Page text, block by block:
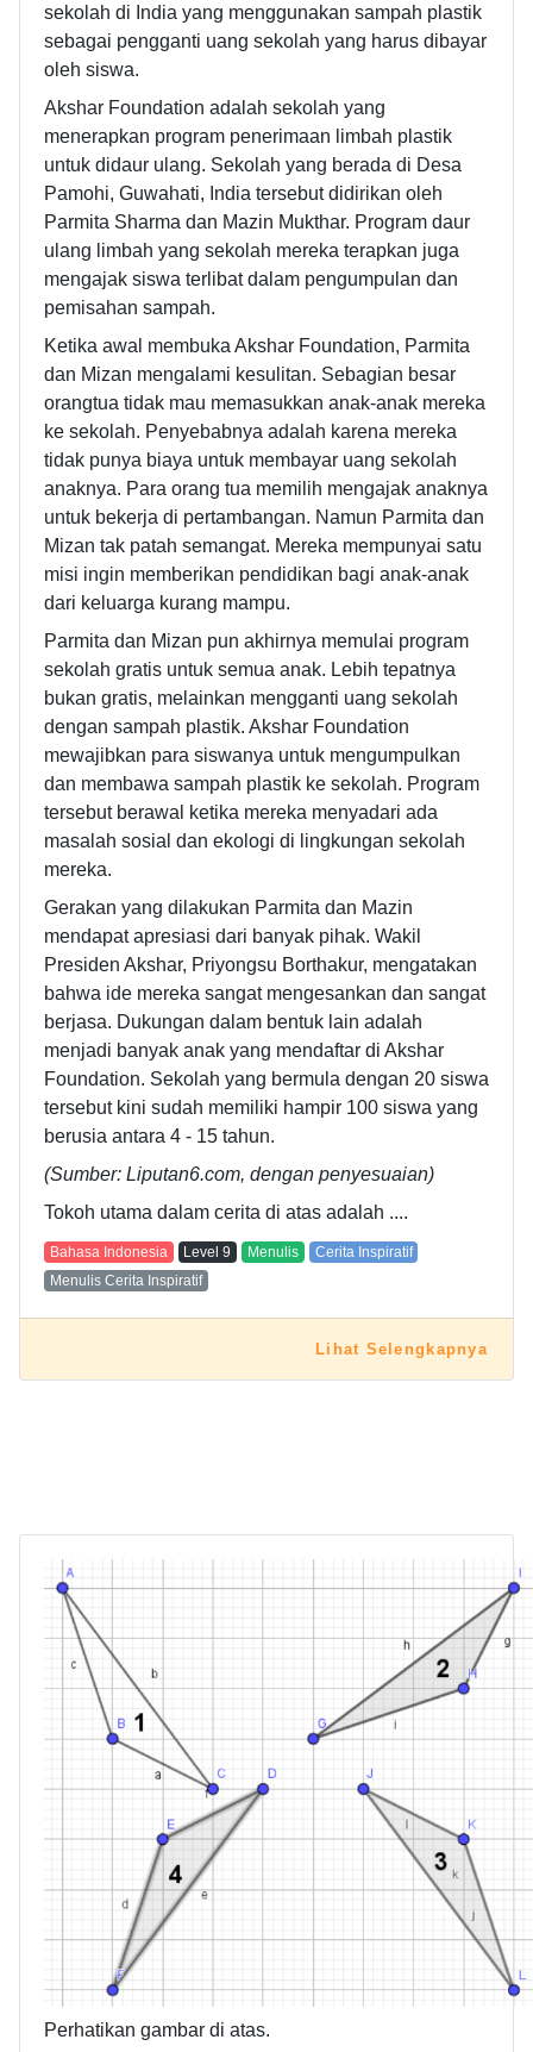
sekolah di India yang menggunakan sampah plastik
sebagai pengganti uang sekolah yang harus dibayar
oleh siswa.
Akshar Foundation adalah sekolah yang
menerapkan program penerimaan limbah plastik
untuk didaur ulang. Sekolah yang berada di Desa
Pamohi, Guwahati, India tersebut didirikan oleh
Parmita Sharma dan Mazin Mukthar. Program daur
ulang limbah yang sekolah mereka terapkan juga
mengajak siswa terlibat dalam pengumpulan dan
pemisahan sampah.
Ketika awal membuka Akshar Foundation, Parmita
dan Mizan mengalami kesulitan. Sebagian besar
orangtua tidak mau memasukkan anak-anak mereka
ke sekolah. Penyebabnya adalah karena mereka
tidak punya biaya untuk membayar uang sekolah
anaknya. Para orang tua memilih mengajak anaknya
untuk bekerja di pertambangan. Namun Parmita dan
Mizan tak patah semangat. Mereka mempunyai satu
misi ingin memberikan pendidikan bagi anak-anak
dari keluarga kurang mampu.
Parmita dan Mizan pun akhirnya memulai program
sekolah gratis untuk semua anak. Lebih tepatnya
bukan gratis, melainkan mengganti uang sekolah
dengan sampah plastik. Akshar Foundation
mewajibkan para siswanya untuk mengumpulkan
dan membawa sampah plastik ke sekolah. Program
tersebut berawal ketika mereka menyadari ada
masalah sosial dan ekologi di lingkungan sekolah
mereka.
Gerakan yang dilakukan Parmita dan Mazin
mendapat apresiasi dari banyak pihak. Wakil
Presiden Akshar, Priyongsu Borthakur, mengatakan
bahwa ide mereka sangat mengesankan dan sangat
berjasa. Dukungan dalam bentuk lain adalah
menjadi banyak anak yang mendaftar di Akshar
Foundation. Sekolah yang bermula dengan 20 siswa
tersebut kini sudah memiliki hampir 100 siswa yang
berusia antara 4 - 15 tahun.
(Sumber: Liputan6.com, dengan penyesuaian)
Tokoh utama dalam cerita di atas adalah ....
Bahasa Indonesia Level 9 Menulis
Cerita Inspiratif
Menulis Cerita Inspiratif
Lihat Selengkapnya
Perhatikan gambar di atas.